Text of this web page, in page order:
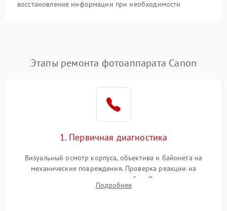
восстановление информации при необходимости
Этапы ремонта фотоаппарата Canon
1. Первичная диагностика
Визуальный осмотр корпуса, объектива и байонета на
механические повреждения. Проверка реакции на
включение, считывание кодов ошибок. Оценка состояния
матрицы и затвора, проверка работы автофокуса и вспышки.
Подробнее